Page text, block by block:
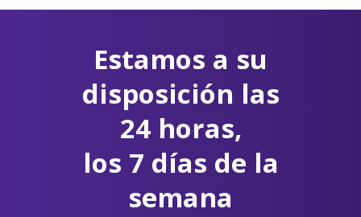
Estamos a su
disposición las
24 horas,
los 7 días de la
semana